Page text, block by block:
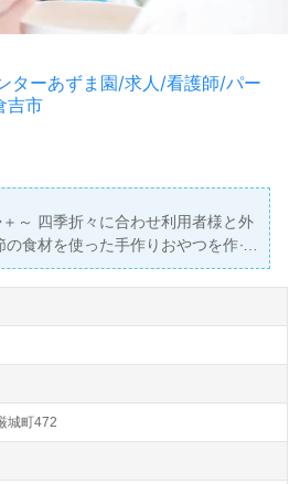
ターあずま園/求人/看護師/パー
吉市
～ 四季折々に合わせ利用者様と外
食材を使った手作りおやつを作っ
が盛りだくさん！ ご利用者と職員
いる、アットホームな職場です♪
城町472